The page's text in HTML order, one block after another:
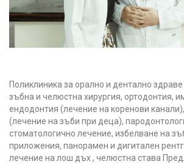
Поликлиника за орално и дентално здраве
зъбна и челюстна хирургия, ортодонтия,
ендодонтия (лечение на коренови
(лечение на зъби при деца),
стоматологично лечение, избелване на
приложения, панорамен и дигитален
лечение на лош дъх , челюстна става